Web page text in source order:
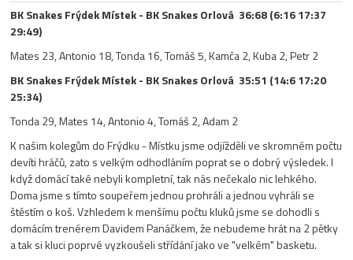
BK Snakes Frýdek Místek - BK Snakes Orlová 36:68 (6:16 17:37
29:49)
Mates 23, Antonio 18, Tonda 16, Tomáš 5, Kamča 2, Kuba 2, Petr 2
BK Snakes Frýdek Místek - BK Snakes Orlová 35:51 (14:6 17:20
25:34)
Tonda 29, Mates 14, Antonio 4, Tomáš 2, Adam 2
K našim kolegům do Frýdku - Místku jsme odjížděli ve skromném počtu
devíti hráčů, zato s velkým odhodláním poprat se o dobrý výsledek. I
když domácí také nebyli kompletní, tak nás nečekalo nic lehkého.
Doma jsme s tímto soupeřem jednou prohráli a jednou vyhráli se
štěstím o koš. Vzhledem k menšímu počtu kluků jsme se dohodli s
domácím trenérem Davidem Panáčkem, že nebudeme hrát na 2 pětky
a tak si kluci poprvé vyzkoušeli střídání jako ve "velkém" basketu.